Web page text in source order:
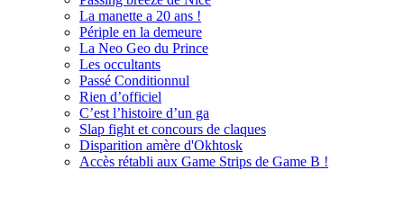
La manette a 20 ans !
Périple en la demeure
La Neo Geo du Prince
Les occultants
Passé Conditionnul
Rien d’officiel
C’est l’histoire d’un ga
Slap fight et concours de claques
Disparition amère d'Okhtosk
Accès rétabli aux Game Strips de Game B !